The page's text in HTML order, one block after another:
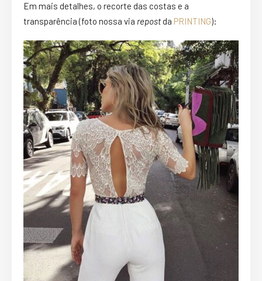
Em mais detalhes, o recorte das costas e a
transparência (foto nossa via repostda PRINTING):